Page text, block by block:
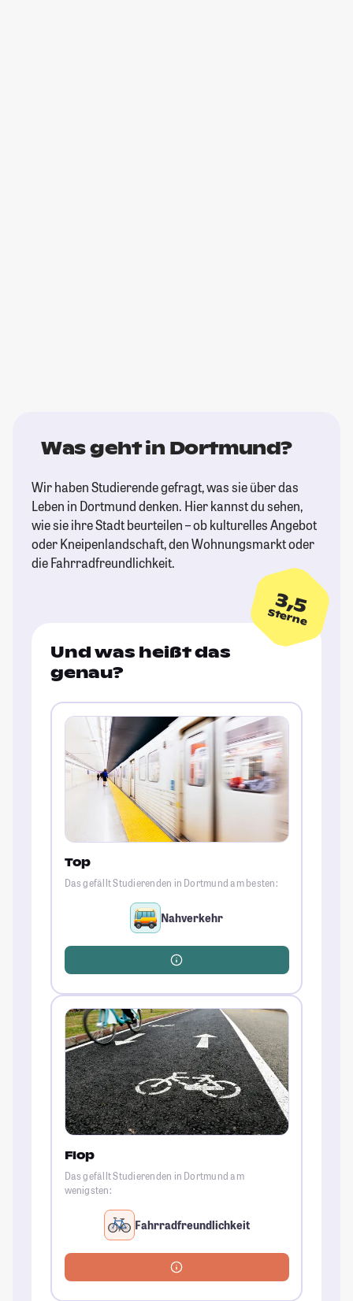
Was geht in Dortmund?
Wir haben Studierende gefragt, was sie über das
Leben in Dortmund denken. Hier kannst du sehen,
wie sie ihre Stadt beurteilen – ob kulturelles Angebot
oder Kneipenlandschaft, den Wohnungsmarkt oder
die Fahrradfreundlichkeit.
3,5
Sterne
Und was heißt das
genau?
Top
Das gefällt Studierenden in Dortmund am besten:
Nahverkehr
Flop
Das gefällt Studierenden in Dortmund am
wenigsten:
Fahrradfreundlichkeit